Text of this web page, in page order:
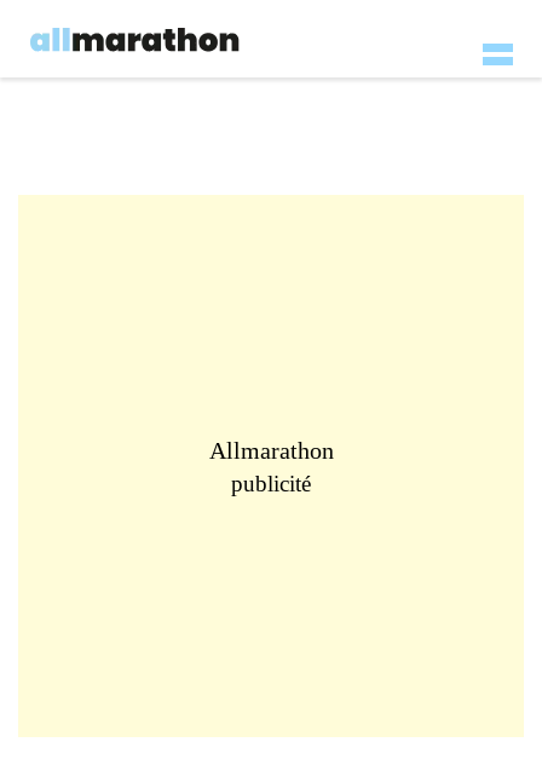
Allmarathon
publicité